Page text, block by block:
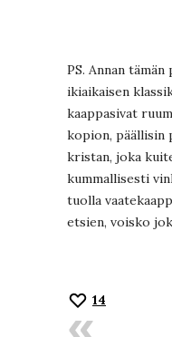
PS. Annan
ikiaikaisen
kaappasivat
kopion, päällisin
kristan, joka
kummallisesti
tuolla
etsien, voisko
14